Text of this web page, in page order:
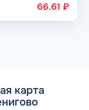
66.61 ₽
карта